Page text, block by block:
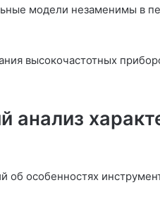
модели незаменимы в
высокочастотных
анализ
об особенностях